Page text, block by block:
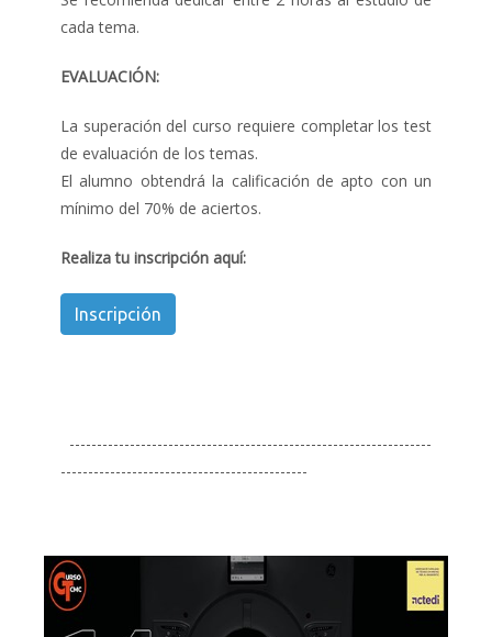
cada tema.
EVALUACIÓN:
La superación del curso requiere completar los test
de evaluación de los temas.
El alumno obtendrá la calificación de apto con un
mínimo del 70% de aciertos.
Realiza tu inscripción aquí:
Inscripción
------------------------------------------------------------------
---------------------------------------------